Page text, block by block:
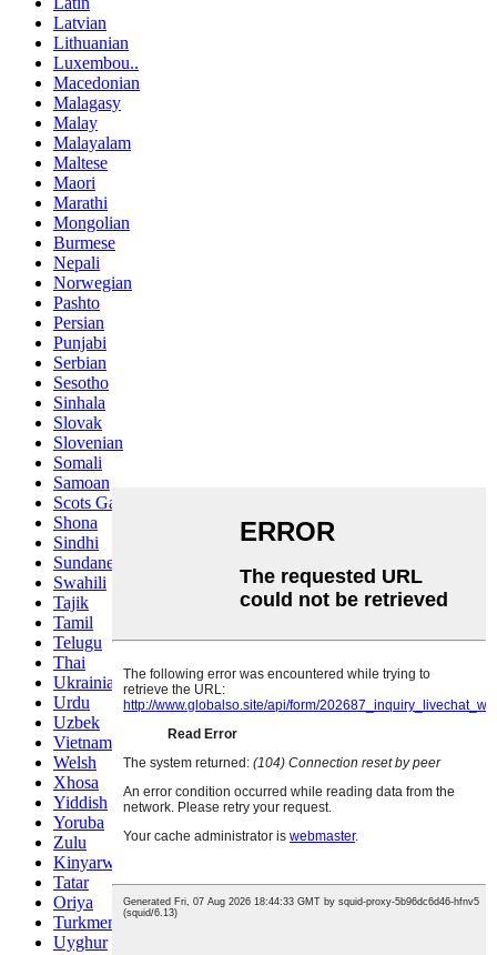
Latvian
Lithuanian
Luxembou..
Macedonian
Malagasy
Malay
Malayalam
Maltese
Maori
Marathi
Mongolian
Burmese
Nepali
Norwegian
Pashto
Persian
Punjabi
Serbian
Sesotho
Sinhala
Slovak
Slovenian
Somali
Samoan
Scots Gaelic
Shona
Sindhi
Sundanese
Swahili
Tajik
Tamil
Telugu
Thai
Ukrainian
Urdu
Uzbek
Vietnamese
Welsh
Xhosa
Yiddish
Yoruba
Zulu
Kinyarwanda
Tatar
Oriya
Turkmen
Uyghur